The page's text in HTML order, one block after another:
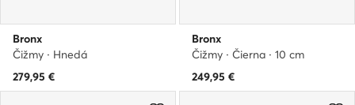
Bronx
Čižmy · Hnedá
279,95 €
Bronx
Čižmy · Čierna · 10 cm
249,95 €